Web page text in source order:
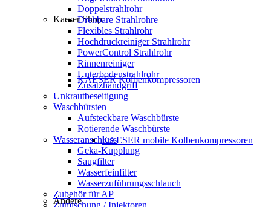
Kaeser Shop
KAESER Kolbenkompressoren
KAESER mobile Kolbenkompressoren
Andere
Doppelstrahlrohr
Drehbare Strahlrohre
Flexibles Strahlrohr
Hochdruckreiniger Strahlrohr
PowerControl Strahlrohr
Rinnenreiniger
Unterbodenstrahlrohr
Zusatzhandgriff
Unkrautbeseitigung
Waschbürsten
Aufsteckbare Waschbürste
Rotierende Waschbürste
Wasseranschluss
Geka-Kupplung
Saugfilter
Wasserfeinfilter
Wasserzuführungsschlauch
Zubehör für AP
Zumischung / Injektoren